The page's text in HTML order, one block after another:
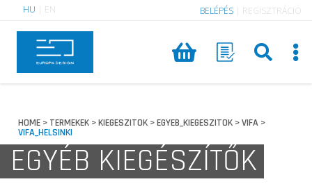
HU EN BELÉPÉS REGISZTRÁCIÓ
HOME > TERMEKEK >KIEGESZITOK >EGYEB_KIEGESZITOK >VIFA >
VIFA_HELSINKI
EGYÉB KIEGÉSZÍTŐK